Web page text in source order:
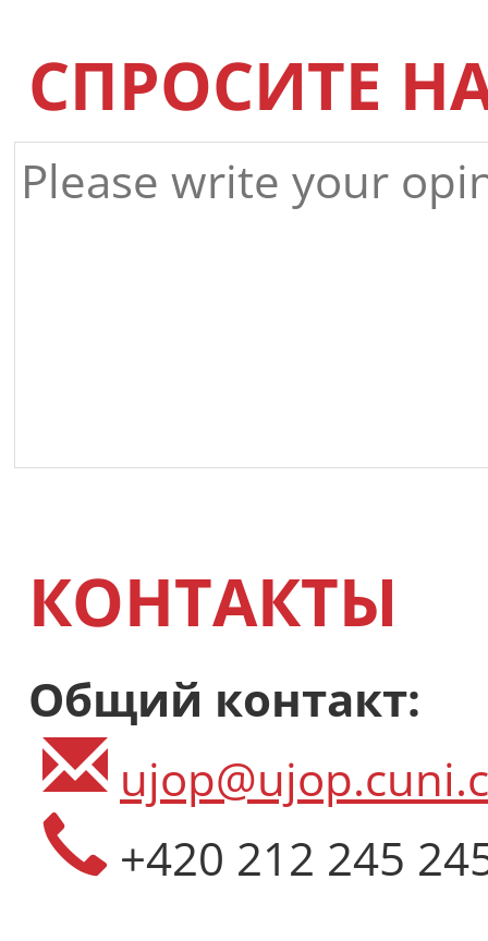
СПРОСИТЕ
КОНТАКТЫ
Общий контакт:
+420 212 245